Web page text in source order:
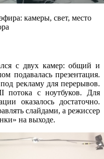
камеры, свет, место
с двух камер: общий и
подавалась презентация.
рекламу для перерывов.
с ноутбуков. Для
оказалось достаточно.
слайдами, а режиссер
на выходе.